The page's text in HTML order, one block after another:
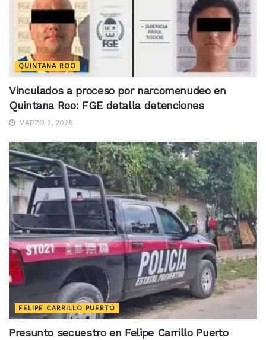
QUINTANA ROO
Vinculados a proceso por narcomenudeo en
Quintana Roo: FGE detalla detenciones
MARZO 2, 2026
FELIPE CARRILLO PUERTO
Presunto secuestro en Felipe Carrillo Puerto